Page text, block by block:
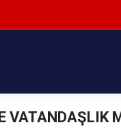
VATANDAŞLIK